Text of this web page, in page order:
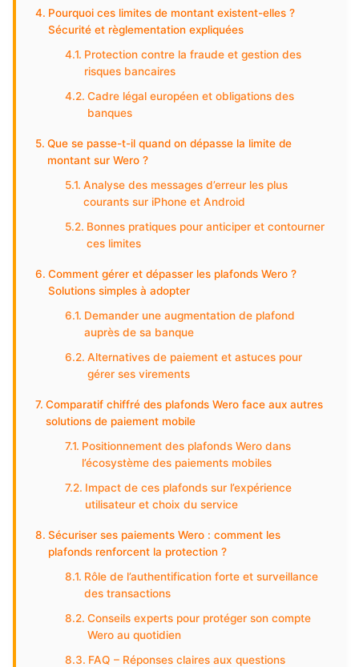
Pourquoi ces limites de montant existent-elles ?
Sécurité et règlementation expliquées
Protection contre la fraude et gestion des
risques bancaires
Cadre légal européen et obligations des
banques
Que se passe-t-il quand on dépasse la limite de
montant sur Wero ?
Analyse des messages d’erreur les plus
courants sur iPhone et Android
Bonnes pratiques pour anticiper et contourner
ces limites
Comment gérer et dépasser les plafonds Wero ?
Solutions simples à adopter
Demander une augmentation de plafond
auprès de sa banque
Alternatives de paiement et astuces pour
gérer ses virements
Comparatif chiffré des plafonds Wero face aux autres
solutions de paiement mobile
Positionnement des plafonds Wero dans
l’écosystème des paiements mobiles
Impact de ces plafonds sur l’expérience
utilisateur et choix du service
Sécuriser ses paiements Wero : comment les
plafonds renforcent la protection ?
Rôle de l’authentification forte et surveillance
des transactions
Conseils experts pour protéger son compte
Wero au quotidien
FAQ – Réponses claires aux questions